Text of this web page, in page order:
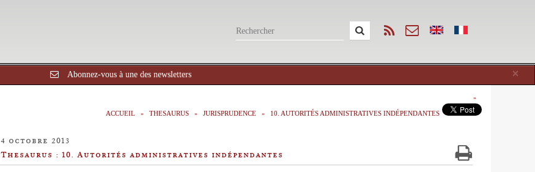
×
Abonnez-vous à une des newsletters
ACCUEIL THESAURUS JURISPRUDENCE 10. AUTORITÉS ADMINISTRATIVES INDÉPENDANTES
4 octobre 2013
Thesaurus : 10. Autorités administratives indépendantes